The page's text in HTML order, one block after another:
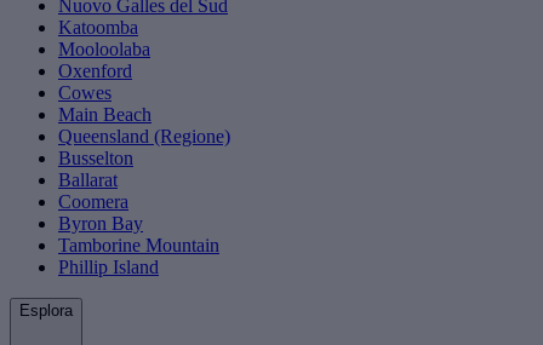
Nuovo Galles del Sud
Katoomba
Mooloolaba
Oxenford
Cowes
Main Beach
Queensland (Regione)
Busselton
Ballarat
Coomera
Byron Bay
Tamborine Mountain
Phillip Island
Esplora